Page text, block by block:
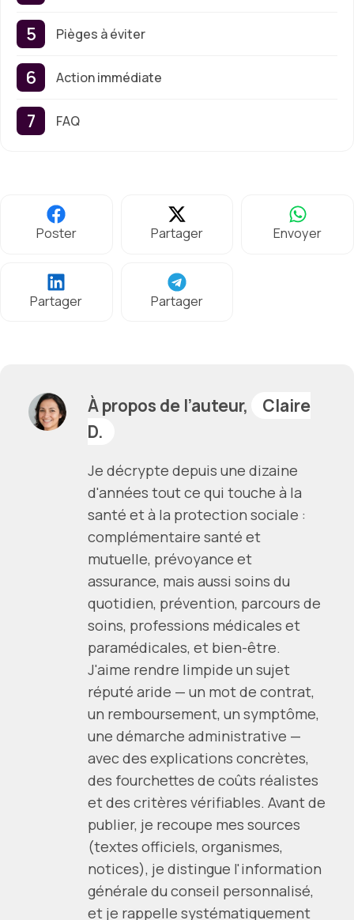
Pièges à éviter
Action immédiate
FAQ
Poster Partager Envoyer
Partager Partager
À propos de l’auteur,
Claire
D.
Je décrypte depuis une dizaine
d'années tout ce qui touche à la
santé et à la protection sociale :
complémentaire santé et
mutuelle, prévoyance et
assurance, mais aussi soins du
quotidien, prévention, parcours de
soins, professions médicales et
paramédicales, et bien-être.
J'aime rendre limpide un sujet
réputé aride — un mot de contrat,
un remboursement, un symptôme,
une démarche administrative —
avec des explications concrètes,
des fourchettes de coûts réalistes
et des critères vérifiables. Avant de
publier, je recoupe mes sources
(textes officiels, organismes,
notices), je distingue l'information
générale du conseil personnalisé,
et je rappelle systématiquement